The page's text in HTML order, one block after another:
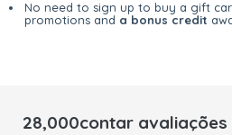
No need to sign up to buy a gift
promotions and a bonus credit
28,000contar